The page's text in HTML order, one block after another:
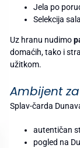
Jela po
Selekcija
Uz hranu nudimo
domaćih, tako i
užitkom.
Ambijent
Splav-čarda
autentičan
pogled na